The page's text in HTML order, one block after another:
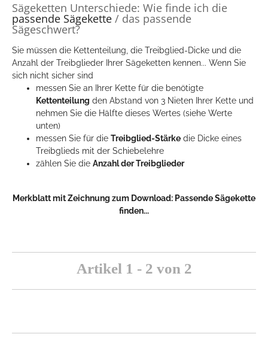
Sägeketten Unterschiede: Wie finde ich die
passende Sägekette / das passende
Sägeschwert?
Sie müssen die Kettenteilung, die Treibglied-Dicke und die
Anzahl der Treibglieder Ihrer Sägeketten kennen... Wenn Sie
sich nicht sicher sind
messen Sie an Ihrer Kette für die benötigte
Kettenteilung den Abstand von 3 Nieten Ihrer Kette und
nehmen Sie die Hälfte dieses Wertes (siehe Werte
unten)
messen Sie für die Treibglied-Stärke die Dicke eines
Treibglieds mit der Schiebelehre
zählen Sie die Anzahl der Treibglieder
Merkblatt mit Zeichnung zum Download: Passende Sägekette
finden...
Artikel 1 - 2 von 2